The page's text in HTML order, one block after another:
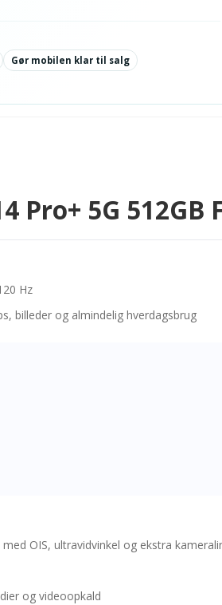
Gør mobilen klar til salg
Pro+ 5G
Hz
billeder og almindelig hverdagsbrug
OIS, ultravidvinkel og ekstra
og videoopkald